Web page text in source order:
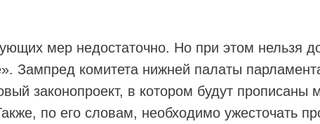
мер недостаточно. Но при этом нельзя
Зампред комитета нижней палаты
законопроект, в котором будут прописаны
по его словам, необходимо ужесточать